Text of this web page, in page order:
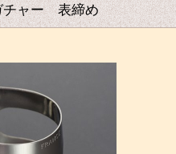
チャー 表締め